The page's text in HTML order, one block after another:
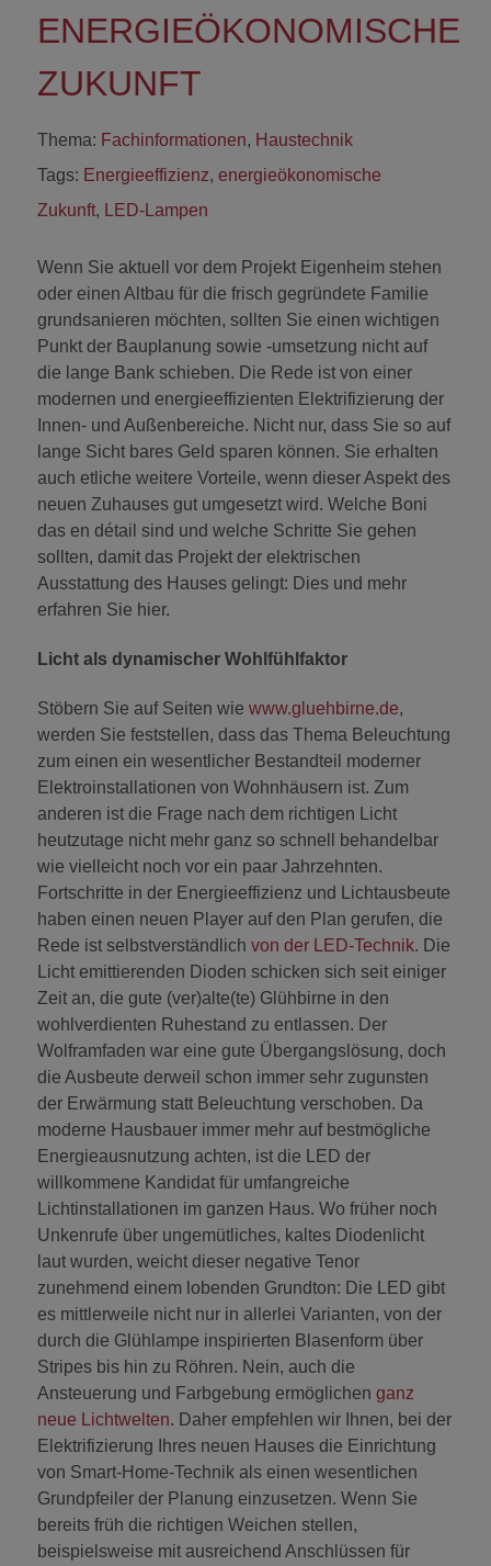
ENERGIEÖKONOMISCHE
ZUKUNFT
Thema: Fachinformationen, Haustechnik
Tags: Energieeffizienz, energieökonomische
Zukunft, LED-Lampen
Wenn Sie aktuell vor dem Projekt Eigenheim stehen
oder einen Altbau für die frisch gegründete Familie
grundsanieren möchten, sollten Sie einen wichtigen
Punkt der Bauplanung sowie -umsetzung nicht auf
die lange Bank schieben. Die Rede ist von einer
modernen und energieeffizienten Elektrifizierung der
Innen- und Außenbereiche. Nicht nur, dass Sie so auf
lange Sicht bares Geld sparen können. Sie erhalten
auch etliche weitere Vorteile, wenn dieser Aspekt des
neuen Zuhauses gut umgesetzt wird. Welche Boni
das en détail sind und welche Schritte Sie gehen
sollten, damit das Projekt der elektrischen
Ausstattung des Hauses gelingt: Dies und mehr
erfahren Sie hier.
Licht als dynamischer Wohlfühlfaktor
Stöbern Sie auf Seiten wie www.gluehbirne.de,
werden Sie feststellen, dass das Thema Beleuchtung
zum einen ein wesentlicher Bestandteil moderner
Elektroinstallationen von Wohnhäusern ist. Zum
anderen ist die Frage nach dem richtigen Licht
heutzutage nicht mehr ganz so schnell behandelbar
wie vielleicht noch vor ein paar Jahrzehnten.
Fortschritte in der Energieeffizienz und Lichtausbeute
haben einen neuen Player auf den Plan gerufen, die
Rede ist selbstverständlich von der LED-Technik. Die
Licht emittierenden Dioden schicken sich seit einiger
Zeit an, die gute (ver)alte(te) Glühbirne in den
wohlverdienten Ruhestand zu entlassen. Der
Wolframfaden war eine gute Übergangslösung, doch
die Ausbeute derweil schon immer sehr zugunsten
der Erwärmung statt Beleuchtung verschoben. Da
moderne Hausbauer immer mehr auf bestmögliche
Energieausnutzung achten, ist die LED der
willkommene Kandidat für umfangreiche
Lichtinstallationen im ganzen Haus. Wo früher noch
Unkenrufe über ungemütliches, kaltes Diodenlicht
laut wurden, weicht dieser negative Tenor
zunehmend einem lobenden Grundton: Die LED gibt
es mittlerweile nicht nur in allerlei Varianten, von der
durch die Glühlampe inspirierten Blasenform über
Stripes bis hin zu Röhren. Nein, auch die
Ansteuerung und Farbgebung ermöglichen ganz
neue Lichtwelten. Daher empfehlen wir Ihnen, bei der
Elektrifizierung Ihres neuen Hauses die Einrichtung
von Smart-Home-Technik als einen wesentlichen
Grundpfeiler der Planung einzusetzen. Wenn Sie
bereits früh die richtigen Weichen stellen,
beispielsweise mit ausreichend Anschlüssen für